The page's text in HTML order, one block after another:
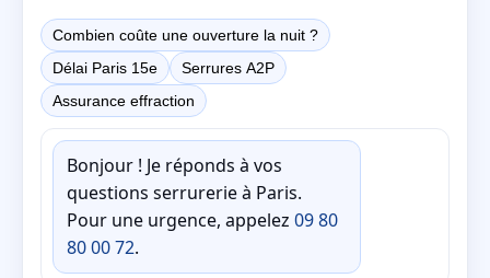
Combien coûte une ouverture la nuit ?
Délai Paris 15e
Serrures A2P
Assurance effraction
Bonjour ! Je réponds à vos
questions serrurerie à Paris.
Pour une urgence, appelez 09 80
80 00 72.